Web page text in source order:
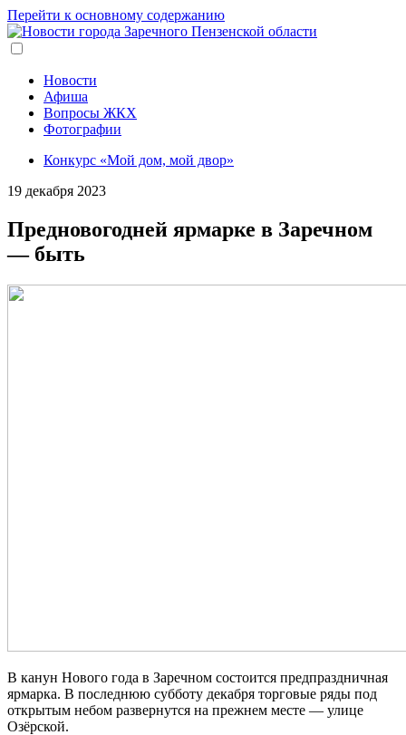
Перейти к основному содержанию
Новости
Афиша
Вопросы ЖКХ
Фотографии
Конкурс «Мой дом, мой двор»
19 декабря 2023
Предновогодней ярмарке в Заречном
— быть
В канун Нового года в Заречном состоится предпраздничная
ярмарка. В последнюю субботу декабря торговые ряды под
открытым небом развернутся на прежнем месте — улице
Озёрской.